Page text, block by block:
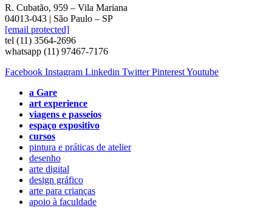
R. Cubatão, 959 – Vila Mariana
04013-043 | São Paulo – SP
[email protected]
tel (11) 3564-2696
whatsapp (11) 97467-7176
Facebook Instagram Linkedin Twitter PinterestYoutube
a Gare
art experience
viagens e passeios
espaço expositivo
cursos
pintura e práticas de atelier
desenho
arte digital
design gráfico
arte para crianças
apoio à faculdade